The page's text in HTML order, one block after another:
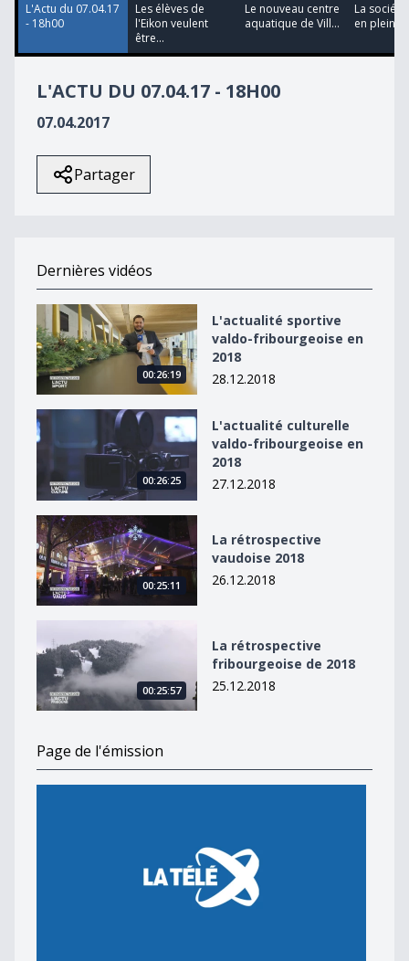
L'Actu du 07.04.17
- 18h00
Les élèves de
l'Eikon veulent
être...
Le nouveau centre
aquatique de Vill...
La
en pleine
L'ACTU DU 07.04.17 - 18H00
07.04.2017
Partager
Dernières vidéos
L&#039;actualité sportive valdo-fribourgeoise en 2018
00:26:19
L'actualité sportive
valdo-fribourgeoise en
2018
28.12.2018
L&#039;actualité culturelle valdo-fribourgeoise en
00:26:25
L'actualité culturelle
valdo-fribourgeoise en
2018
27.12.2018
La rétrospective vaudoise 2018
00:25:11
La rétrospective
vaudoise 2018
26.12.2018
00:25:57
La rétrospective
fribourgeoise de 2018
25.12.2018
Page de l'émission